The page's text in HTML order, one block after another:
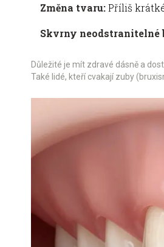
Změna tvaru:Příliš
Skvrny neodstranitelné
Důležité je mít zdravé dásně a
Také lidé, kteří cvakají zuby